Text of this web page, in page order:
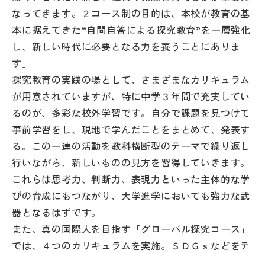
個人情報保護方針
サイトマップ
運営会社
なってきます。２コース制の目的は、本校が教育の基
本に据えてきた“自問自答による探究教育”を一層強化
し、新しい時代に必要となる力を養うことにありま
す」
探究教育の実践の場として、さまざまなカリキュラム
が用意されていますが、特に中学３年間で充実してい
るのが、多彩な校外学習です。自分で課題を見つけて
事前学習をし、現地で学んだことをまとめて、発表す
る。この一連の活動を教科横断型のテーマで繰り返し
行いながら、新しいものの見方を習得していきます。
これらは思考力、判断力、表現力といった主体的な学
びの育成にもつながり、大学進学においても強力な武
器となるはずです。
また、真の国際人を目指す「グローバル探究コース」
では、４つのカリキュラムを実施。ＳＤＧｓなどをテ